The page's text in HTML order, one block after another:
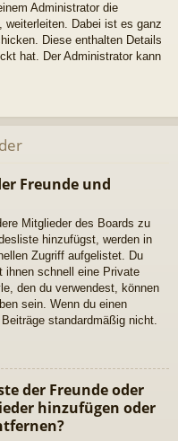
Administrator die
weiterleiten. Dabei ist es ganz
Diese enthalten Details
hat. Der Administrator kann
Freunde und
Mitglieder des Boards zu
hinzufügst, werden in
Zugriff aufgelistet. Du
ihnen schnell eine Private
den du verwendest, können
sein. Wenn du einen
standardmäßig nicht.
der Freunde oder
hinzufügen oder